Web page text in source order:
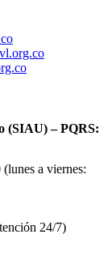
(SIAU) – PQRS:
a viernes:
24/7)